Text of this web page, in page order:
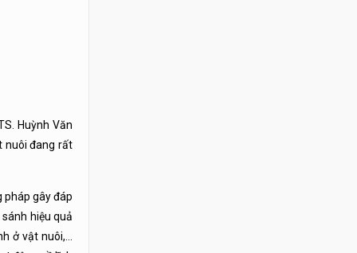
Huỳnh Văn
nuôi đang rất
pháp gây đáp
hiệu quả
ở vật nuôi,…